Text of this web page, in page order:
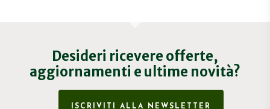
Desideri ricevere offerte,
aggiornamenti e ultime novità?
ISCRIVITI ALLA NEWSLETTER